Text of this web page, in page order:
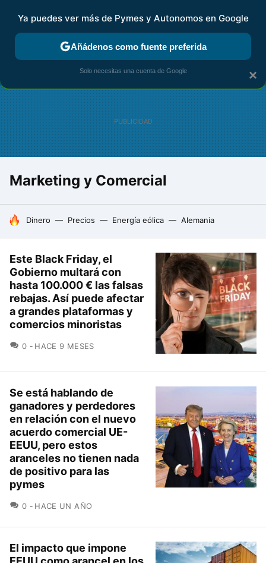
FISCALIDAD Y CONTABILIDAD KIT DIGITAL RENTA
Marketing y Comercial
HOY SE HABLA DE
Dinero Precios Energía eólica Alemania
Este Black Friday, el
Gobierno multará con
hasta 100.000 € las falsas
rebajas. Así puede afectar
a grandes plataformas y
comercios minoristas
0 COMENTARIOS
HACE 9 MESES
Se está hablando de
ganadores y perdedores
en relación con el nuevo
acuerdo comercial UE-
EEUU, pero estos
aranceles no tienen nada
de positivo para las
pymes
0 COMENTARIOS
HACE UN AÑO
El impacto que impone
×
Ya puedes ver más de Pymes y Autonomos en Google
Añádenos como fuente preferida
Solo necesitas una cuenta de Google